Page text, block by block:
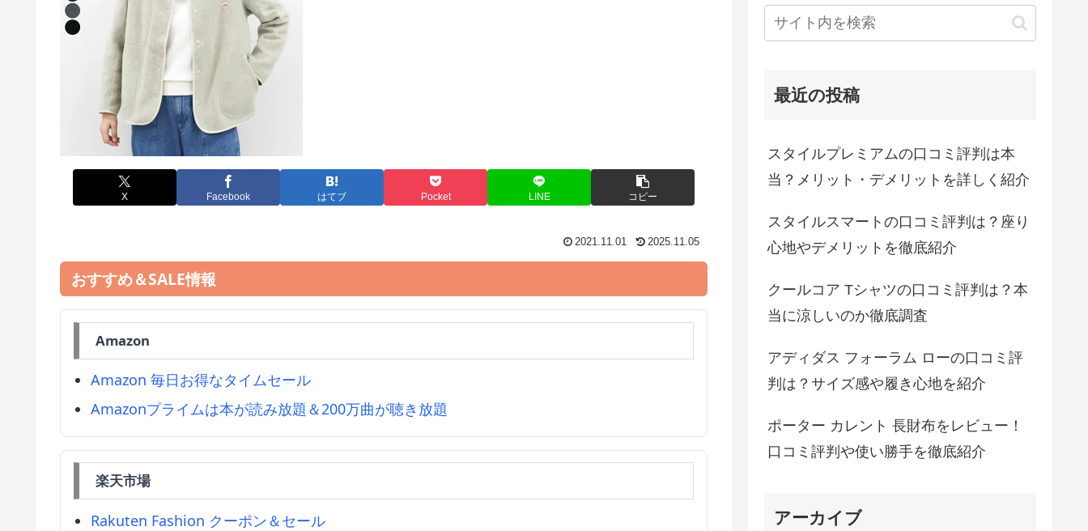
X Facebook はてブ Pocket LINE コピー
2021.11.01 2025.11.05
おすすめ＆SALE情報
Amazon
Amazon 毎日お得なタイムセール
Amazonプライムは本が読み放題＆200万曲が聴き放題
楽天市場
Rakuten Fashion クーポン＆セール
最近の投稿
スタイルプレミアムの口コミ評判は本
当？メリット・デメリットを詳しく紹介
スタイルスマートの口コミ評判は？座り
心地やデメリットを徹底紹介
クールコア Tシャツの口コミ評判は？本
当に涼しいのか徹底調査
アディダス フォーラム ローの口コミ評
判は？サイズ感や履き心地を紹介
ポーター カレント 長財布をレビュー！
口コミ評判や使い勝手を徹底紹介
アーカイブ